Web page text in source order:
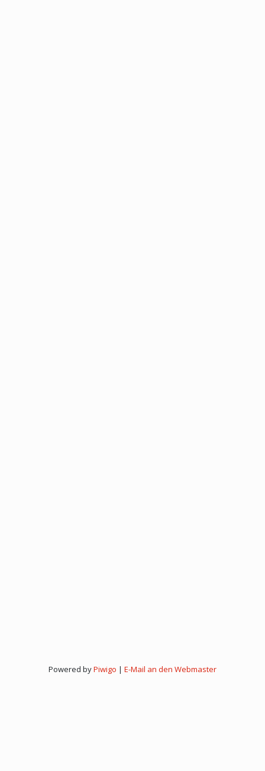
Powered byPiwigo | E-Mail an den Webmaster